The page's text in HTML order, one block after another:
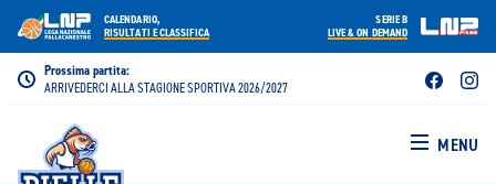
Prossima partita:
ARRIVEDERCI ALLA STAGIONE SPORTIVA 2026/2027
MENU
SERIE B
LIVE & ON DEMAND
CALENDARIO,
RISULTATI E CLASSIFICA